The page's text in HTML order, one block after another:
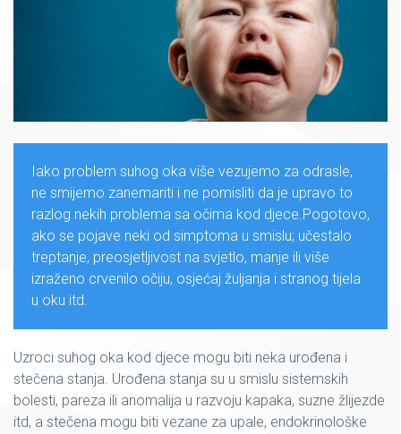
Iako problem suhog oka više vezujemo za odrasle,
ne smijemo zanemariti i ne pomisliti da je upravo to
razlog nekih problema sa očima kod djece.Pogotovo,
ako se pojave neki od simptoma u smislu; učestalo
treptanje, preosjetljivost na svjetlo, manje ili više
izraženo crvenilo očiju, osjećaj žuljanja i stranog tijela
u oku itd.
Uzroci suhog oka kod djece mogu biti neka urođena i
stečena stanja. Urođena stanja su u smislu sistemskih
bolesti, pareza ili anomalija u razvoju kapaka, suzne žlijezde
itd, a stečena mogu biti vezane za upale, endokrinološke